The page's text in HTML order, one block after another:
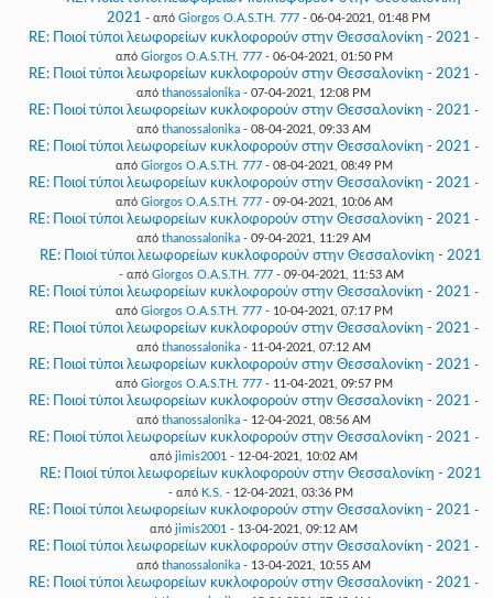
2021 - από Giorgos O.A.S.TH. 777- 06-04-2021, 01:48 PM
RE: Ποιοί τύποι λεωφορείων κυκλοφορούν στην Θεσσαλονίκη - 2021 -
από Giorgos O.A.S.TH. 777- 06-04-2021, 01:50 PM
RE: Ποιοί τύποι λεωφορείων κυκλοφορούν στην Θεσσαλονίκη - 2021 -
από thanossalonika - 07-04-2021, 12:08 PM
RE: Ποιοί τύποι λεωφορείων κυκλοφορούν στην Θεσσαλονίκη - 2021 -
από thanossalonika - 08-04-2021, 09:33 AM
RE: Ποιοί τύποι λεωφορείων κυκλοφορούν στην Θεσσαλονίκη - 2021 -
από Giorgos O.A.S.TH. 777- 08-04-2021, 08:49 PM
RE: Ποιοί τύποι λεωφορείων κυκλοφορούν στην Θεσσαλονίκη - 2021 -
από Giorgos O.A.S.TH. 777- 09-04-2021, 10:06 AM
RE: Ποιοί τύποι λεωφορείων κυκλοφορούν στην Θεσσαλονίκη - 2021 -
από thanossalonika - 09-04-2021, 11:29 AM
RE: Ποιοί τύποι λεωφορείων κυκλοφορούν στην Θεσσαλονίκη - 2021
- από Giorgos O.A.S.TH. 777- 09-04-2021, 11:53 AM
RE: Ποιοί τύποι λεωφορείων κυκλοφορούν στην Θεσσαλονίκη - 2021 -
από Giorgos O.A.S.TH. 777- 10-04-2021, 07:17 PM
RE: Ποιοί τύποι λεωφορείων κυκλοφορούν στην Θεσσαλονίκη - 2021 -
από thanossalonika - 11-04-2021, 07:12 AM
RE: Ποιοί τύποι λεωφορείων κυκλοφορούν στην Θεσσαλονίκη - 2021 -
από Giorgos O.A.S.TH. 777- 11-04-2021, 09:57 PM
RE: Ποιοί τύποι λεωφορείων κυκλοφορούν στην Θεσσαλονίκη - 2021 -
από thanossalonika - 12-04-2021, 08:56 AM
RE: Ποιοί τύποι λεωφορείων κυκλοφορούν στην Θεσσαλονίκη - 2021 -
από jimis2001 - 12-04-2021, 10:02 AM
RE: Ποιοί τύποι λεωφορείων κυκλοφορούν στην Θεσσαλονίκη - 2021
- από K.S. - 12-04-2021, 03:36 PM
RE: Ποιοί τύποι λεωφορείων κυκλοφορούν στην Θεσσαλονίκη - 2021 -
από jimis2001 - 13-04-2021, 09:12 AM
RE: Ποιοί τύποι λεωφορείων κυκλοφορούν στην Θεσσαλονίκη - 2021 -
από thanossalonika - 13-04-2021, 10:55 AM
RE: Ποιοί τύποι λεωφορείων κυκλοφορούν στην Θεσσαλονίκη - 2021 -